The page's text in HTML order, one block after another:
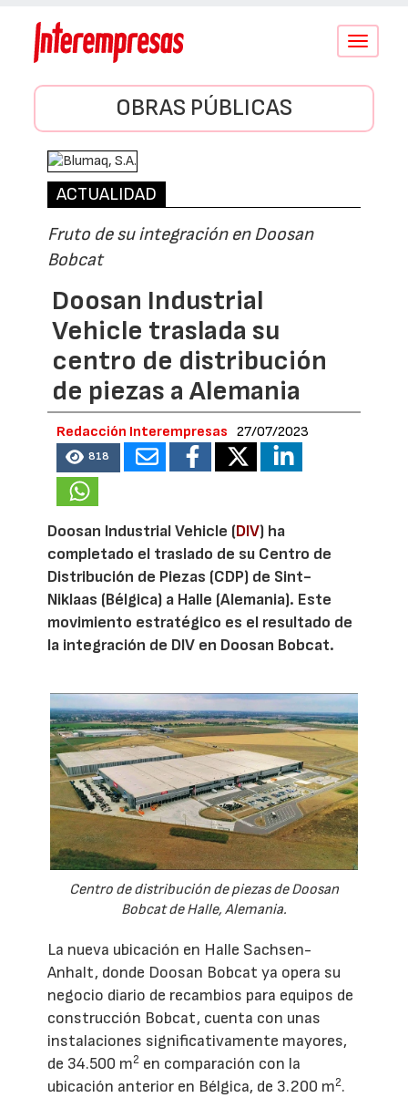
Conmutar
OBRAS PÚBLICAS
ACTUALIDAD
Fruto de su integración en Doosan
Bobcat
Doosan Industrial
Vehicle traslada su
centro de distribución
de piezas a Alemania
Redacción Interempresas 27/07/2023
818
Doosan Industrial Vehicle (DIV) ha
completado el traslado de su Centro de
Distribución de Piezas (CDP) de Sint-
Niklaas (Bélgica) a Halle (Alemania). Este
movimiento estratégico es el resultado de
la integración de DIV en Doosan Bobcat.
Centro de distribución de piezas de Doosan
Bobcat de Halle, Alemania.
La nueva ubicación en Halle Sachsen-
Anhalt, donde Doosan Bobcat ya opera su
negocio diario de recambios para equipos de
construcción Bobcat, cuenta con unas
instalaciones significativamente mayores,
de 34.500 m2 en comparación con la
ubicación anterior en Bélgica, de 3.200 m2.